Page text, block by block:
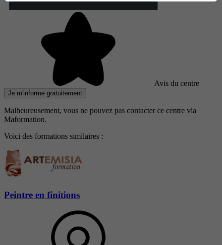
Avis du centre
Je m'informe gratuitement
Malheureusement, vous ne pouvez pas contacter ce centre via
Maformation.
Voici des formations similaires :
Peintre en finitions